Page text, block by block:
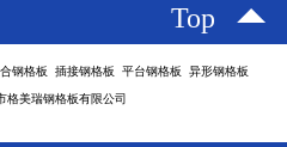
Top
钢格板 插接钢格板 平台钢格板 异形钢格板
格美瑞钢格板有限公司